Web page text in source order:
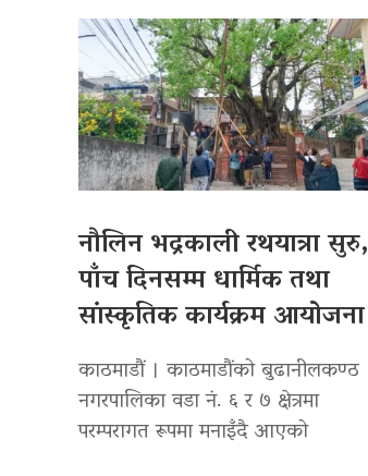
नौलिन भद्रकाली रथयात्रा सुरु,
पाँच दिनसम्म धार्मिक तथा
सांस्कृतिक कार्यक्रम आयोजना
काठमाडौं । काठमाडौंको बुढानीलकण्ठ
नगरपालिका वडा नं. ६ र ७ क्षेत्रमा
परम्परागत रूपमा मनाइँदै आएको